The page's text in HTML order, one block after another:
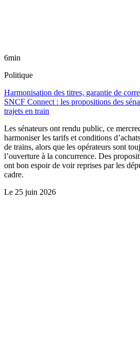
6min
Politique
Harmonisation des titres, garantie de
SNCF Connect : les propositions des
trajets en train
Les sénateurs ont rendu public, ce
harmoniser les tarifs et conditions
de trains, alors que les opérateurs sont
l’ouverture à la concurrence. Des
ont bon espoir de voir reprises par les
cadre.
Le 25 juin 2026